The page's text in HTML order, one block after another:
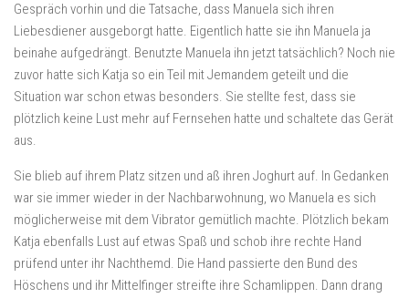
Gespräch vorhin und die Tatsache, dass Manuela sich ihren
Liebesdiener ausgeborgt hatte. Eigentlich hatte sie ihn Manuela ja
beinahe aufgedrängt. Benutzte Manuela ihn jetzt tatsächlich? Noch nie
zuvor hatte sich Katja so ein Teil mit Jemandem geteilt und die
Situation war schon etwas besonders. Sie stellte fest, dass sie
plötzlich keine Lust mehr auf Fernsehen hatte und schaltete das Gerät
aus.
Sie blieb auf ihrem Platz sitzen und aß ihren Joghurt auf. In Gedanken
war sie immer wieder in der Nachbarwohnung, wo Manuela es sich
möglicherweise mit dem Vibrator gemütlich machte. Plötzlich bekam
Katja ebenfalls Lust auf etwas Spaß und schob ihre rechte Hand
prüfend unter ihr Nachthemd. Die Hand passierte den Bund des
Höschens und ihr Mittelfinger streifte ihre Schamlippen. Dann drang